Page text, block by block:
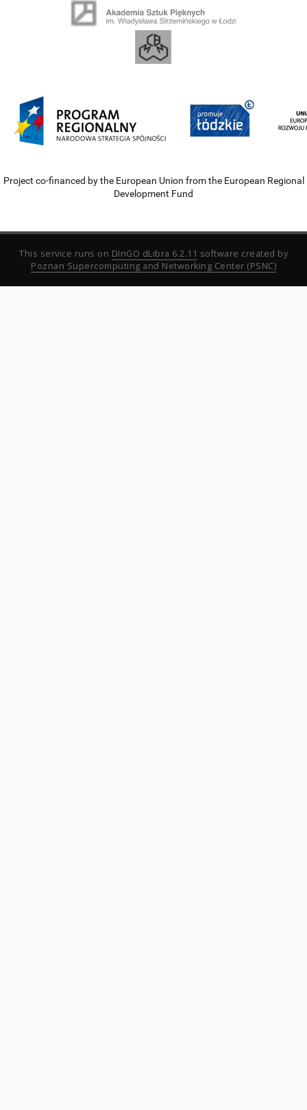
Project co-financed by the European Union from the European Regional
Development Fund
This service runs on DInGO dLibra 6.2.11 software created by
Poznan Supercomputing and Networking Center (PSNC)